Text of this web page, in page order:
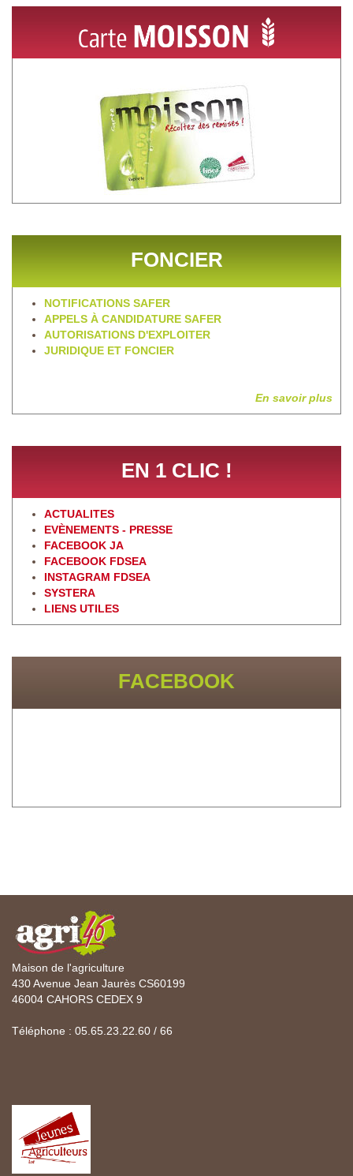
FONCIER
NOTIFICATIONS SAFER
APPELS À CANDIDATURE SAFER
AUTORISATIONS D'EXPLOITER
JURIDIQUE ET FONCIER
En savoir plus
EN 1 CLIC !
ACTUALITES
EVÈNEMENTS - PRESSE
FACEBOOK JA
FACEBOOK FDSEA
INSTAGRAM FDSEA
SYSTERA
LIENS UTILES
FACEBOOK
Maison de l'agriculture
430 Avenue Jean Jaurès CS60199
46004 CAHORS CEDEX 9
Téléphone : 05.65.23.22.60 / 66